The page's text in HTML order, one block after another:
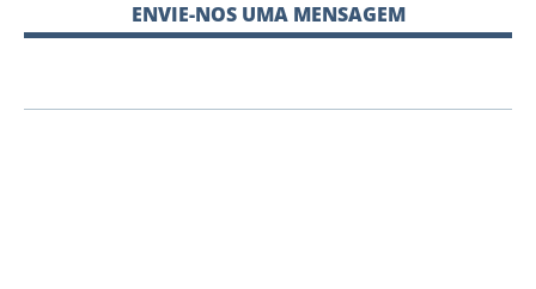
ENVIE-NOS UMA MENSAGEM